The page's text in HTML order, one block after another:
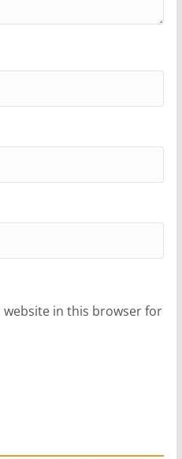
website in this browser for